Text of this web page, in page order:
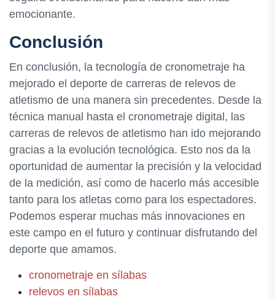
emocionante.
Conclusión
En conclusión, la tecnología de cronometraje ha
mejorado el deporte de carreras de relevos de
atletismo de una manera sin precedentes. Desde la
técnica manual hasta el cronometraje digital, las
carreras de relevos de atletismo han ido mejorando
gracias a la evolución tecnológica. Esto nos da la
oportunidad de aumentar la precisión y la velocidad
de la medición, así como de hacerlo más accesible
tanto para los atletas como para los espectadores.
Podemos esperar muchas más innovaciones en
este campo en el futuro y continuar disfrutando del
deporte que amamos.
cronometraje en sílabas
relevos en sílabas